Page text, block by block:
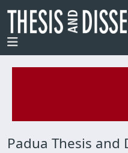
Padua Thesis and